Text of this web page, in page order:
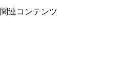
関連コンテンツ